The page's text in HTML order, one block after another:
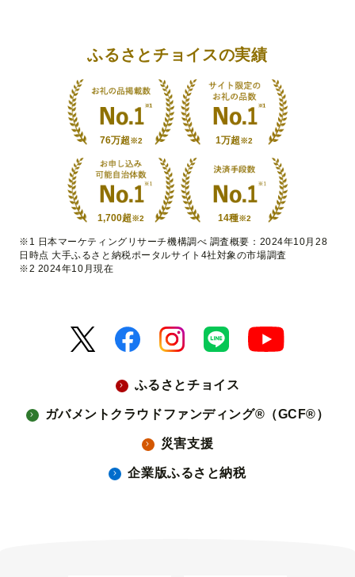
ふるさとチョイスの実績
76万超※2 1万超※2
1,700超※2 14種※2
※1 日本マーケティングリサーチ機構調べ 調査概要：2024年10月28
日時点 大手ふるさと納税ポータルサイト4社対象の市場調査
※2 2024年10月現在
ふるさとチョイス
ガバメントクラウドファンディング®（GCF®）
災害支援
企業版ふるさと納税